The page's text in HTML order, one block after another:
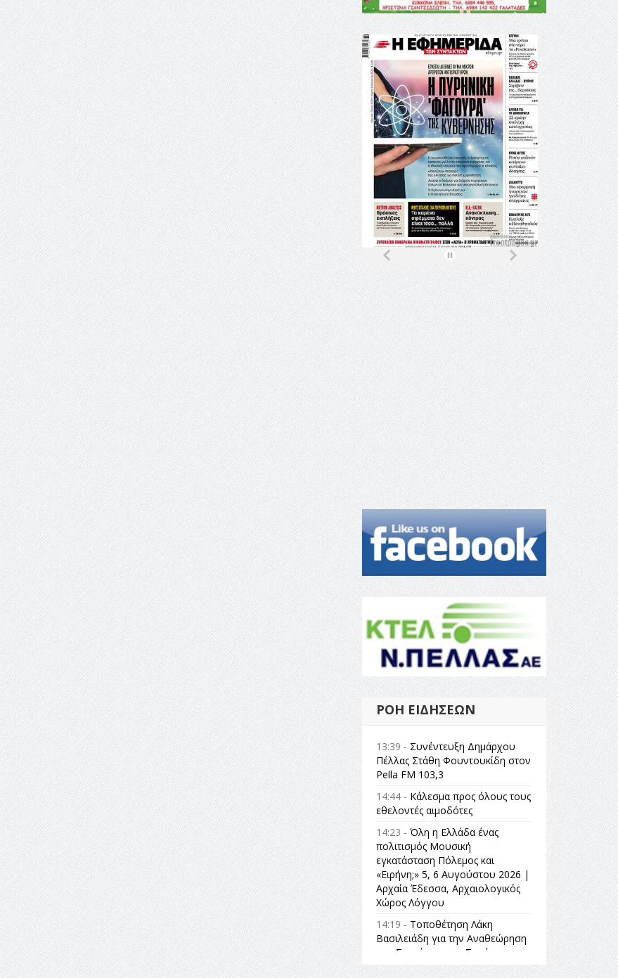
ΡΟΉ ΕΙΔΉΣΕΩΝ
13:39 - Συνέντευξη Δημάρχου
Πέλλας Στάθη Φουντουκίδη στον
Pella FM 103,3
14:44 - Κάλεσμα προς όλους τους
εθελοντές αιμοδότες
14:23 - Όλη η Ελλάδα ένας
πολιτισμός Μουσική
εγκατάσταση Πόλεμος και
«Ειρήνη;» 5, 6 Αυγούστου 2026 |
Αρχαία Έδεσσα, Αρχαιολογικός
Χώρος Λόγγου
14:19 - Τοποθέτηση Λάκη
Βασιλειάδη για την Αναθεώρηση
του Συντάγματος: «Σε τέτοιες
κορυφαίες θεσμικές διαδικασίες